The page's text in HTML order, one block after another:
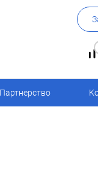
Партнерство